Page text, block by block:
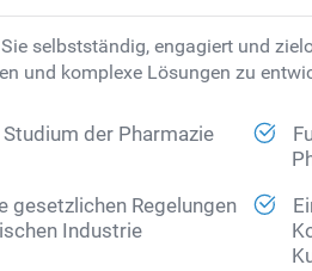
selbstständig, engagiert und
und komplexe Lösungen zu
der Pharmazie
gesetzlichen Regelungen
Industrie